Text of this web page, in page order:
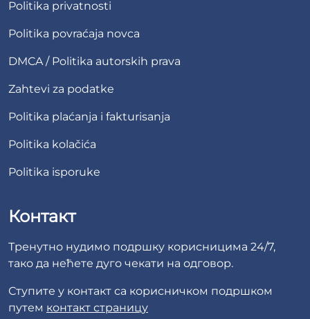
Politika privatnosti
Politika povraćaja novca
DMCA / Politika autorskih prava
Zahtevi za podatke
Politika plaćanja i fakturisanja
Politika kolačića
Politika isporuke
Контакт
Тренутно нудимо подршку корисницима 24/7,
тако да нећете дуго чекати на одговор.
Ступите у контакт са корисничком подршком
путем контакт страницу